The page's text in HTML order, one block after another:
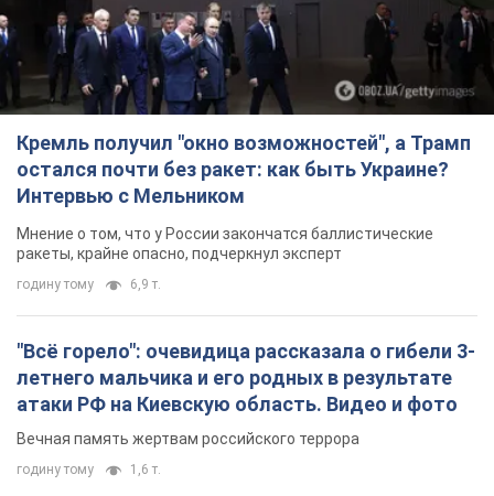
Кремль получил "окно возможностей", а Трамп
остался почти без ракет: как быть Украине?
Интервью с Мельником
Мнение о том, что у России закончатся баллистические
ракеты, крайне опасно, подчеркнул эксперт
годину тому 6,9 т.
"Всё горело": очевидица рассказала о гибели 3-
летнего мальчика и его родных в результате
атаки РФ на Киевскую область. Видео и фото
Вечная память жертвам российского террора
годину тому 1,6 т.